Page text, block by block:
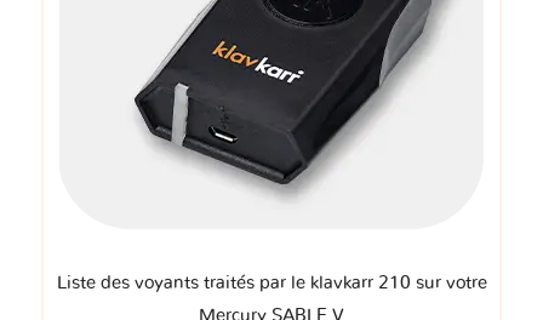
Liste des voyants traités par le klavkarr 210 sur votre
Mercury SABLE V